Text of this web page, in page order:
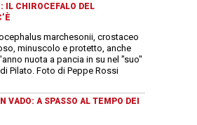
IL CHIROCEFALO DEL
marchesonii, crostaceo
minuscolo e protetto, anche
nuota a pancia in su nel "suo"
Pilato. Foto di Peppe Rossi
VADO: A SPASSO AL TEMPO DEI